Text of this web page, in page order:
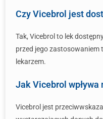
Czy Vicebrol jest
Tak, Vicebrol to lek
przed jego zastosowaniem
lekarzem.
Jak Vicebrol wpływa
Vicebrol jest